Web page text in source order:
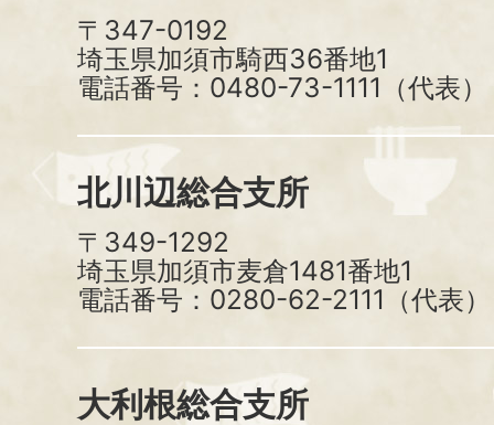
〒347-0192
埼玉県加須市騎西36番地1
電話番号：0480-73-1111（代表）
北川辺総合支所
〒349-1292
埼玉県加須市麦倉1481番地1
電話番号：0280-62-2111（代表）
大利根総合支所